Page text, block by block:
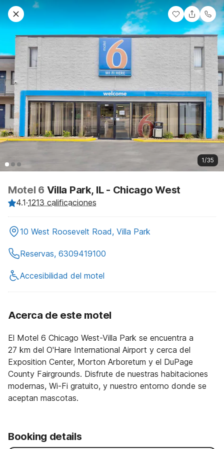
1/35
Motel 6 Villa Park, IL - Chicago West
4.1·1213 calificaciones
10 West Roosevelt Road, Villa Park
Reservas, 6309419100
Accesibilidad del motel
Acerca de este motel
El Motel 6 Chicago West-Villa Park se encuentra a
27 km del O'Hare International Airport y cerca del
Exposition Center, Morton Arboretum y el DuPage
County Fairgrounds. Disfrute de nuestras habitaciones
modernas, Wi-Fi gratuito, y nuestro entorno donde se
aceptan mascotas.
Booking details